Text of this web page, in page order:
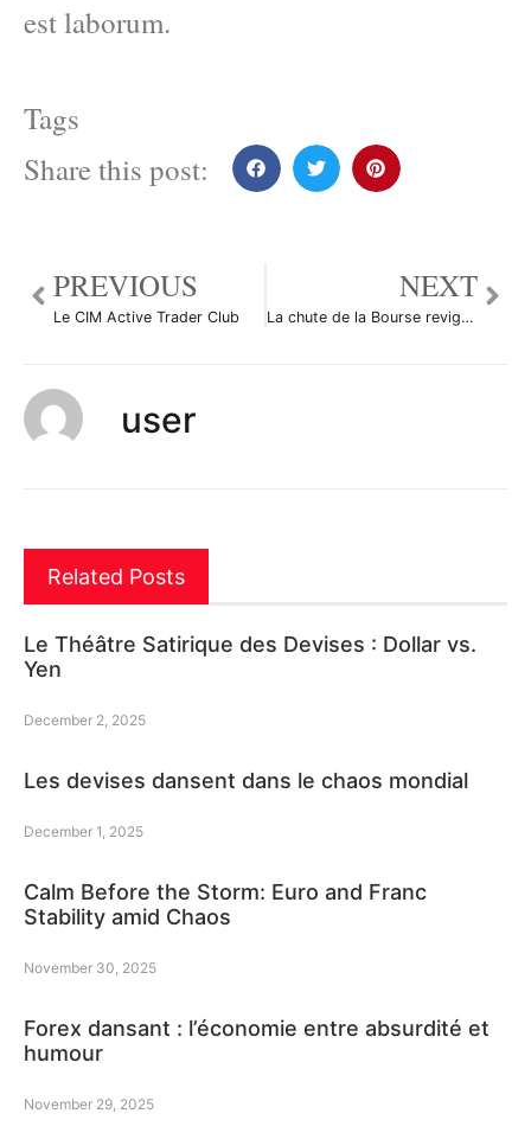
est laborum.
Tags
Share this post:
PREVIOUS
Le CIM Active Trader Club
NEXT
La chute de la Bourse revigore le dollar
user
Related Posts
Le Théâtre Satirique des Devises : Dollar vs.
Yen
December 2, 2025
Les devises dansent dans le chaos mondial
December 1, 2025
Calm Before the Storm: Euro and Franc
Stability amid Chaos
November 30, 2025
Forex dansant : l’économie entre absurdité et
humour
November 29, 2025